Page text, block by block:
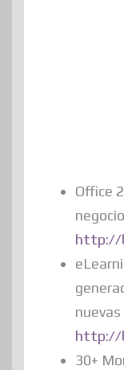
Office
http://
http://
30+